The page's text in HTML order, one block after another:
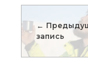
запись